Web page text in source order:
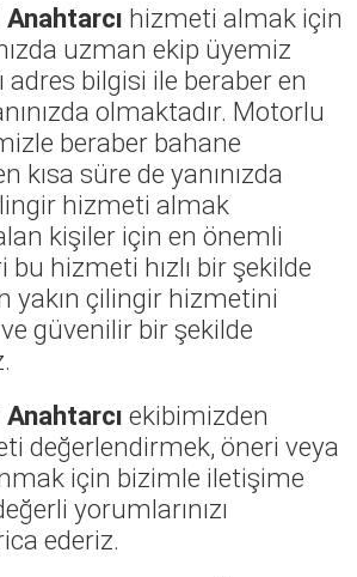
hizmeti almak için
uzman ekip üyemiz
adres bilgisi ile beraber en
olmaktadır. Motorlu
beraber bahane
kısa süre de yanınızda
hizmeti almak
kişiler için en önemli
hizmeti hızlı bir şekilde
yakın çilingir hizmetini
ve güvenilir bir şekilde
ekibimizden
değerlendirmek, öneri veya
için bizimle iletişime
yorumlarınızı
ederiz.